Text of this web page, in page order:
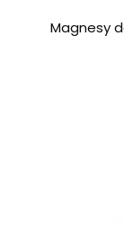
Magnesy